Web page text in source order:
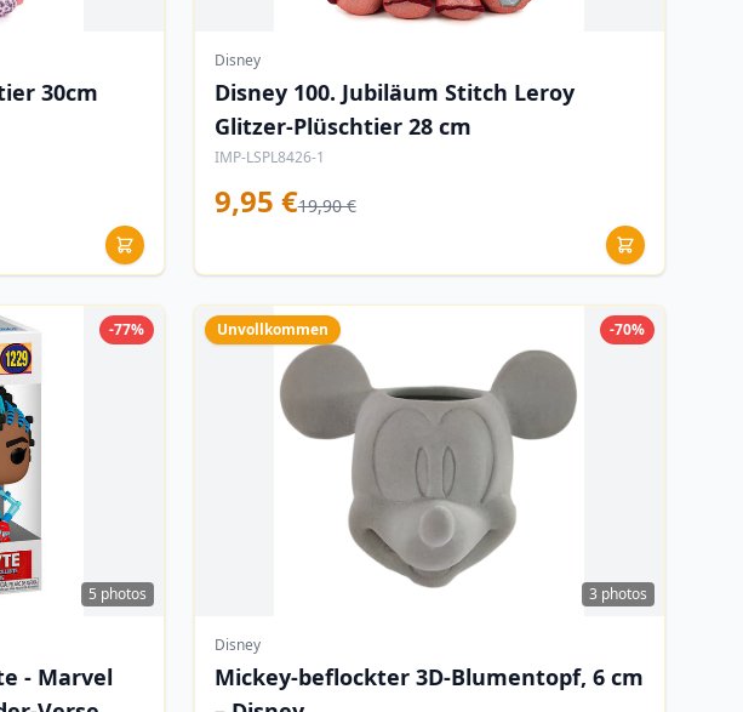
30cm
Disney
Disney 100. Jubiläum Stitch Leroy
Glitzer-Plüschtier 28 cm
IMP-LSPL8426-1
9,95 €19,90 €
-77%
5 photos
- Marvel
Unvollkommen -70%
3 photos
Disney
Mickey-beflockter 3D-Blumentopf, 6 cm